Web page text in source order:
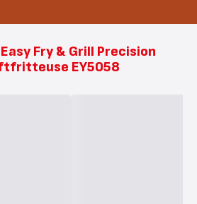
Fry & Grill Precision
EY5058